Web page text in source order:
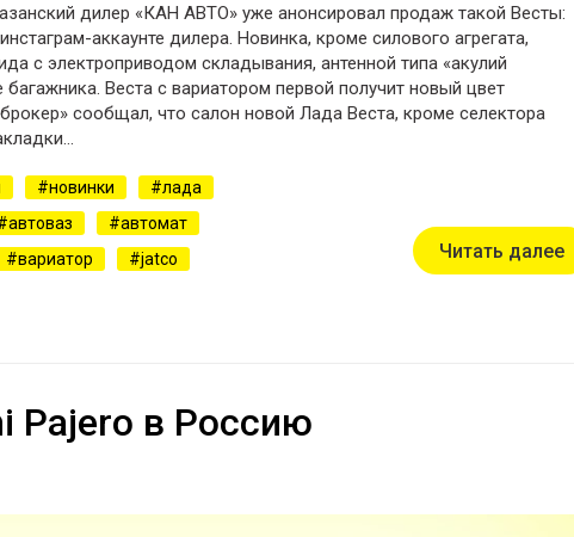
дилер «КАН АВТО» уже анонсировал продаж такой Весты:
аккаунте дилера. Новинка, кроме силового агрегата,
с электроприводом складывания, антенной типа «акулий
Веста с вариатором первой получит новый цвет
сообщал, что салон новой Лада Веста, кроме селектора
новинки
лада
автоваз
автомат
вариатор jatco Читать далее
Pajero в Россию